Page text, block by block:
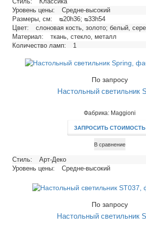
Стиль:
Классика
Уровень цены:
Средне-высокий
Размеры, см:
ᴓ20h36; ᴓ33h54
Цвет:
слоновая кость, золото; белый,
Материал:
ткань, стекло, металл
Количество ламп:
1
Напряжение, В:
220
По запросу
Настольный светильник
Фабрика: Maggioni
ЗАПРОСИТЬ СТОИМОСТЬ
В сравнение
Стиль:
Арт-Деко
Уровень цены:
Средне-высокий
По запросу
Настольный светильник